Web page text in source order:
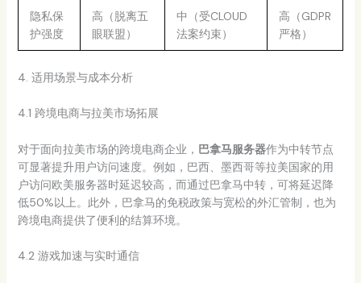
隐私保
护强度
高（脱离五
眼联盟）
中（受CLOUD
法案约束）
高（GDPR
严格）
4. 适用场景与成本分析
4.1 跨境电商与拉美市场拓展
对于面向拉美市场的跨境电商企业， 巴拿马服务器作为中转节点
可显著提升用户访问速度。例如，巴西、墨西哥等拉美国家的用
户访问欧美服务器时延迟较高，而通过巴拿马中转，可将延迟降
低50%以上。此外，巴拿马的免税政策与宽松的外汇管制，也为
跨境电商提供了便利的结算环境。
4.2 游戏加速与实时通信